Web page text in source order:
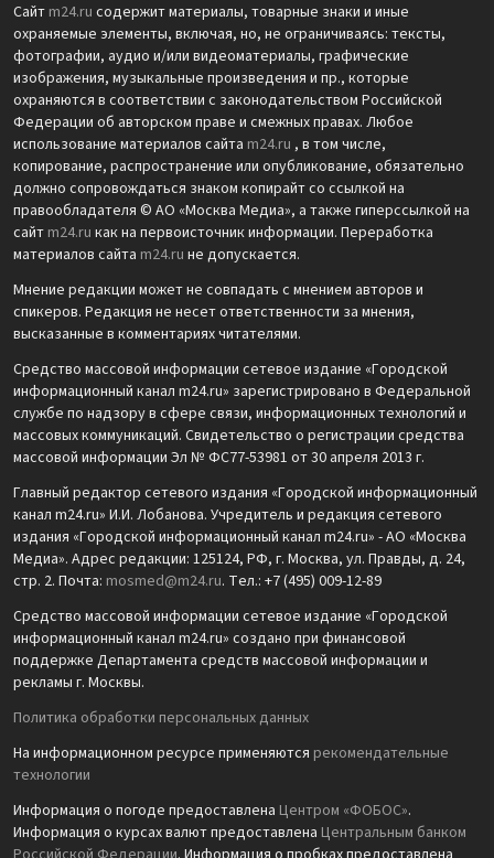
Сайт m24.ru содержит материалы, товарные знаки и иные
охраняемые элементы, включая, но, не ограничиваясь: тексты,
фотографии, аудио и/или видеоматериалы, графические
изображения, музыкальные произведения и пр., которые
охраняются в соответствии с законодательством Российской
Федерации об авторском праве и смежных правах. Любое
использование материалов сайта m24.ru , в том числе,
копирование, распространение или опубликование, обязательно
должно сопровождаться знаком копирайт со ссылкой на
правообладателя © АО «Москва Медиа», а также гиперссылкой на
сайт m24.ru как на первоисточник информации. Переработка
материалов сайта m24.ru не допускается.
Мнение редакции может не совпадать с мнением авторов и
спикеров. Редакция не несет ответственности за мнения,
высказанные в комментариях читателями.
Средство массовой информации сетевое издание «Городской
информационный канал m24.ru» зарегистрировано в Федеральной
службе по надзору в сфере связи, информационных технологий и
массовых коммуникаций. Свидетельство о регистрации средства
массовой информации Эл № ФС77-53981 от 30 апреля 2013 г.
Главный редактор сетевого издания «Городской информационный
канал m24.ru» И.И. Лобанова. Учредитель и редакция сетевого
издания «Городской информационный канал m24.ru» - АО «Москва
Медиа». Адрес редакции: 125124, РФ, г. Москва, ул. Правды, д. 24,
стр. 2. Почта: mosmed@m24.ru. Тел.: +7 (495) 009-12-89
Средство массовой информации сетевое издание «Городской
информационный канал m24.ru» создано при финансовой
поддержке Департамента средств массовой информации и
рекламы г. Москвы.
Политика обработки персональных данных
На информационном ресурсе применяются рекомендательные
технологии
Информация о погоде предоставлена Центром «ФОБОС».
Информация о курсах валют предоставлена Центральным банком